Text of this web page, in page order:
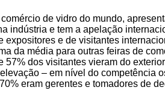
de vidro do mundo,
indústria e tem a apelação
expositores e de visitantes
da média para outras feiras de
57% dos visitantes vieram do
– em nível do competência
eram gerentes e tomadores de